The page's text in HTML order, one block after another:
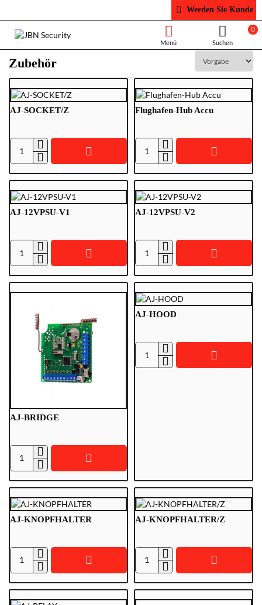
Werden Sie Kunde
0
Zubehör
AJ-SOCKET/Z
AJ-
Flughafen-Hub Accu
Flughafen-
Accu
AJ-12VPSU-V1
AJ-
V1
AJ-12VPSU-V2
AJ-
V2
AJ-BRIDGE
AJ-
AJ-HOOD
AJ-
AJ-KNOPFHALTER
AJ-
AJ-KNOPFHALTER/Z
AJ-